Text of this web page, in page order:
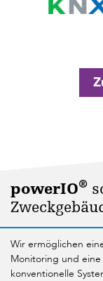
powerIO®
Wir ermöglichen
Monitoring und
konventionelle